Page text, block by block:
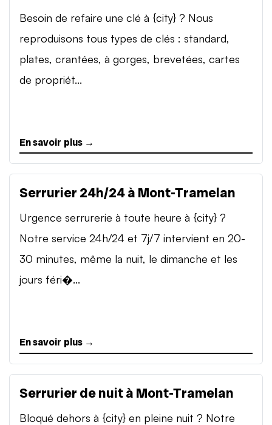
Besoin de refaire une clé à {city} ? Nous
reproduisons tous types de clés : standard,
plates, crantées, à gorges, brevetées, cartes
de propriét...
En savoir plus →
Serrurier 24h/24 à Mont-Tramelan
Urgence serrurerie à toute heure à {city} ?
Notre service 24h/24 et 7j/7 intervient en 20-
30 minutes, même la nuit, le dimanche et les
jours féri�...
En savoir plus →
Serrurier de nuit à Mont-Tramelan
Bloqué dehors à {city} en pleine nuit ? Notre